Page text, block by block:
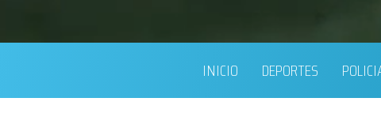
INICIO DEPORTES